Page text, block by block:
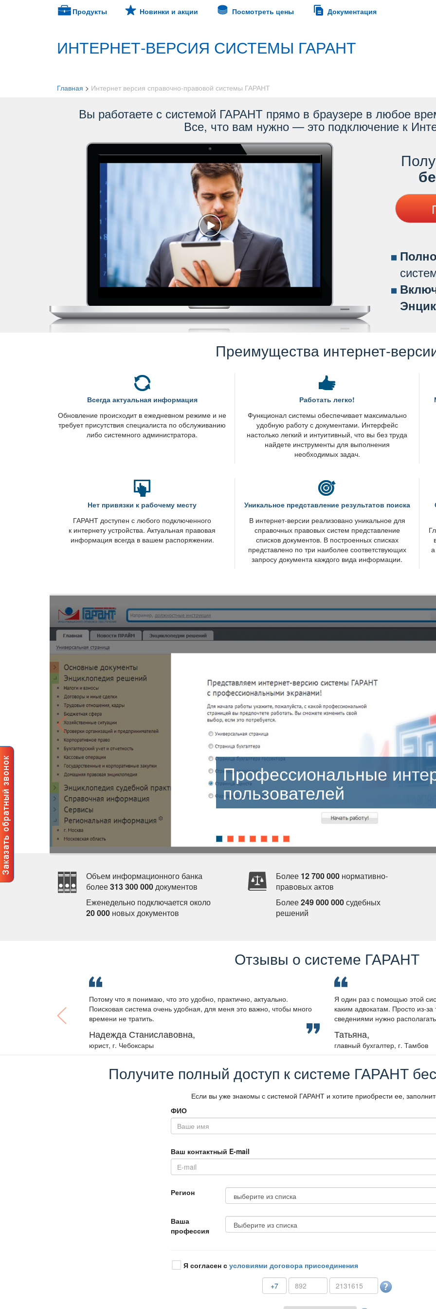
Продукты Новинки и акции Посмотреть цены Документация
ИНТЕРНЕТ-ВЕРСИЯ СИСТЕМЫ ГАРАНТ
Главная > Интернет версия справочно-правовой системы ГАРАНТ
ы работаете с системой ГАРАНТ прямо в браузере в любое
се, что вам нужно — это подключение к
Преимущества интернет-
сегда актуальная информация
Обновление происходит в ежедневном режиме и не
требует присутствия специалиста по обслуживанию
либо системного администратора.
Работать легко!
Функционал системы обеспечивает максимально
удобную работу с документами. Интерфейс
настолько легкий и интуитивный, что вы без труда
найдете инструменты для выполнения
необходимых задач.
Нет привязки к рабочему месту
ГАРАНТ доступен с любого подключенного
к интернету устройства. Актуальная правовая
информация всегда в вашем распоряжении.
Уникальное представление результатов поиска
интернет-версии реализовано уникальное для
справочных правовых систем представление
списков документов. В построенных списках
представлено по три наиболее соответствующих
запросу документа каждого вида информации.
Профессиональные
пользователей
Объем информационного банка
олее313 300 000документо
Еженедельно подключается около
20 000 новых документо
Более 12 700 000 нормативно-
правовых акто
Более249 000 000судебных
решений
Отзывы о системе ГАРАНТ
Потому что я понимаю, что это удобно, практично, актуально.
Поисковая система очень удобная, для меня это важно, чтобы много
ремени не тратить.
Надежда Станиславовна,
юрист, г. Чебоксары
Я один раз с помощью этой
каким адвокатам. Просто из-
сведениями нужно
Татьяна,
лавный бухгалтер, г. Тамбо
Получите полный доступ к системе ГАРАНТ
Если вы уже знакомы с системой ГАРАНТ и хотите приобрести ее,
ФИО
аш контактный E-mail
Регион
аша
профессия
Я согласен с условиями договора присоединения
+7